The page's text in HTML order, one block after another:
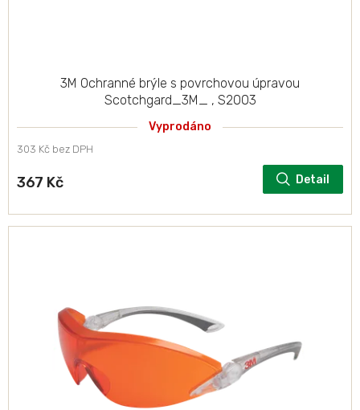
3M Ochranné brýle s povrchovou úpravou
Scotchgard_3M_ , S2003
Vyprodáno
303 Kč bez DPH
367 Kč Detail